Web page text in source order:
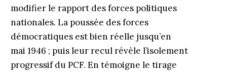
modifier le rapport des forces politiques
nationales. La poussée des forces
démocratiques est bien réelle jusqu’en
mai 1946 ; puis leur recul révèle l’isolement
progressif du PCF. En témoigne le tirage